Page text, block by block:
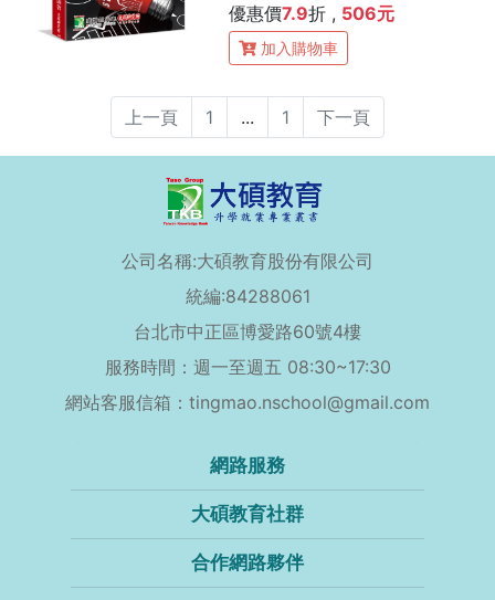
優惠價7.9折 , 506元
加入購物車
上一頁 1 ... 1 下一頁
公司名稱:大碩教育股份有限公司
統編:84288061
台北市中正區博愛路60號4樓
服務時間：週一至週五 08:30~17:30
網站客服信箱：tingmao.nschool@gmail.com
網路服務
大碩教育社群
合作網路夥伴